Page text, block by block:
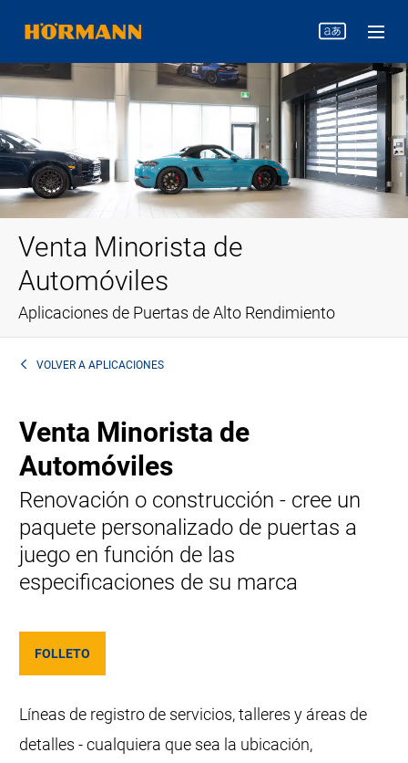
Venta Minorista de
Automóviles
Aplicaciones de Puertas de Alto Rendimiento
VOLVER AAPLICACIONES
Venta Minorista de
Automóviles
Renovación o construcción - cree un
paquete personalizado de puertas a
juego en función de las
especificaciones de su marca
FOLLETO
Líneas de registro de servicios, talleres y áreas de
detalles - cualquiera que sea la ubicación,